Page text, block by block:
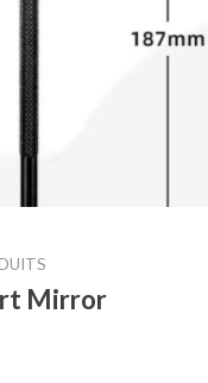
Mirror